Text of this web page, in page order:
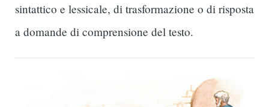
sintattico e lessicale, di trasformazione o di risposta
a domande di comprensione del testo.